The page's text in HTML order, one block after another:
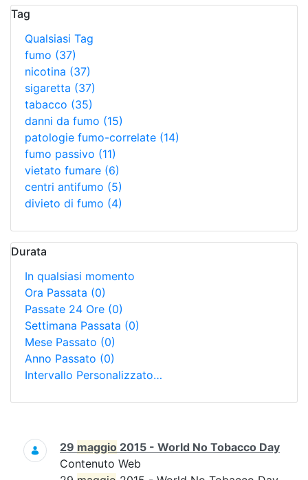
Tag
Qualsiasi Tag
fumo (37)
nicotina (37)
sigaretta (37)
tabacco (35)
danni da fumo (15)
patologie fumo-correlate (14)
fumo passivo (11)
vietato fumare (6)
centri antifumo (5)
divieto di fumo (4)
Durata
In qualsiasi momento
Ora Passata (0)
Passate 24 Ore (0)
Settimana Passata (0)
Mese Passato (0)
Anno Passato (0)
Intervallo Personalizzato…
Ricerca
29 maggio 2015 - World No Tobacco Day
Contenuto Web